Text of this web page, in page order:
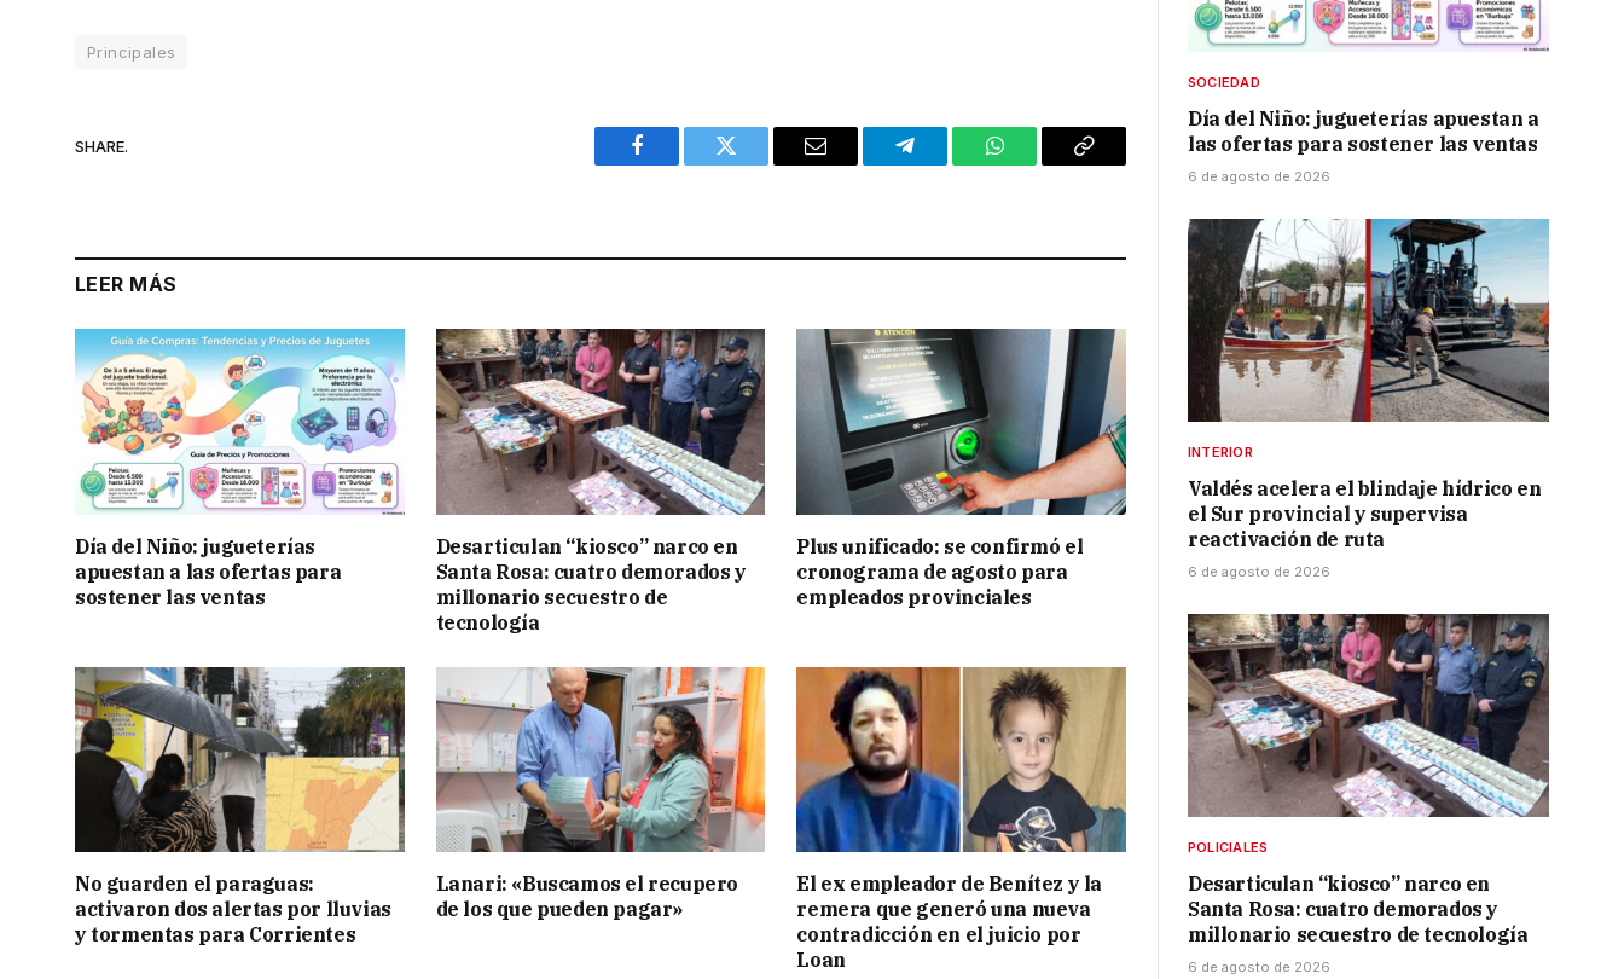
Principales
SHARE.
Facebook Twitter Email Telegram WhatsAppCopy
LEER MÁS
Día del Niño: jugueterías
apuestan a las ofertas para
sostener las ventas
Desarticulan “kiosco” narco en
Santa Rosa: cuatro demorados y
millonario secuestro de
tecnología
Plus unificado: se confirmó el
cronograma de agosto para
empleados provinciales
No guarden el paraguas:
activaron dos alertas por lluvias
y tormentas para Corrientes
Lanari: «Buscamos el recupero
de los que pueden pagar»
El ex empleador de Benítez y la
remera que generó una nueva
contradicción en el juicio por
Loan
SOCIEDAD
Día del Niño: jugueterías apuestan a
las ofertas para sostener las ventas
6 de agosto de 2026
INTERIOR
Valdés acelera el blindaje hídrico en
el Sur provincial y supervisa
reactivación de ruta
6 de agosto de 2026
POLICIALES
Desarticulan “kiosco” narco en
Santa Rosa: cuatro demorados y
millonario secuestro de tecnología
6 de agosto de 2026